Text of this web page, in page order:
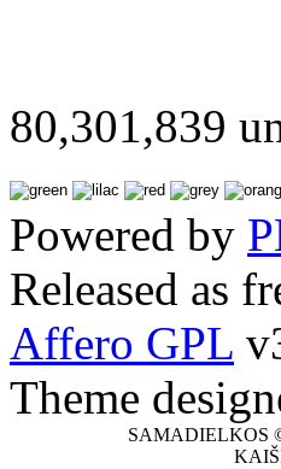
80,301,839
Powered by
Released as
Affero GPL
Theme
SAMADIELKOS